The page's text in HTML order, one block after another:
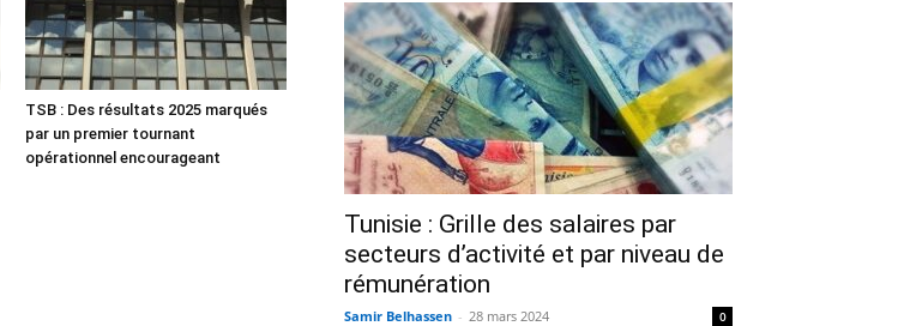
TSB : Des résultats 2025 marqués
par un premier tournant
opérationnel encourageant
Tunisie : Grille des salaires par
secteurs d’activité et par niveau de
rémunération
Samir Belhassen - 28 mars 2024 0